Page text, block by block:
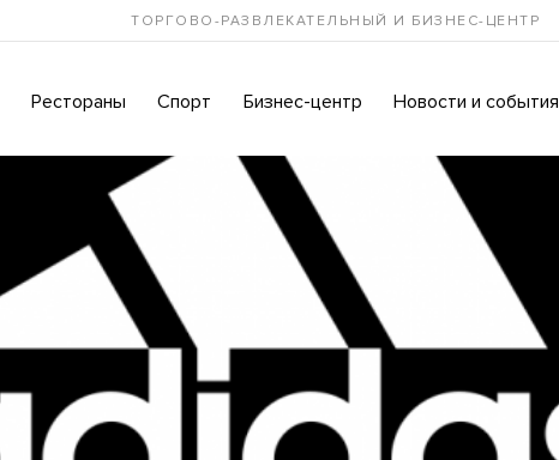
ТОРГОВО-РАЗВЛЕКАТЕЛЬНЫЙ И БИЗНЕС-ЦЕНТР
Рестораны Спорт Бизнес-центр Новости и события